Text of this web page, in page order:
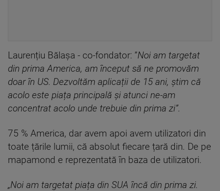
Laurențiu Bălașa - co-fondator: ”Noi am targetat
din prima America, am început să ne promovăm
doar în US. Dezvoltăm aplicații de 15 ani, știm că
acolo este piața principală și atunci ne-am
concentrat acolo unde trebuie din prima zi”.
75 % America, dar avem apoi avem utilizatori din
toate țările lumii, că absolut fiecare țară din. De pe
mapamond e reprezentată în baza de utilizatori.
„Noi am targetat piața din SUA încă din prima zi.